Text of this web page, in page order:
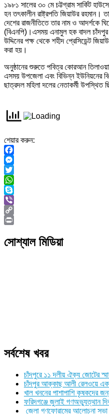
১৯৮১ সালের ৩০ মে চট্টগ্রাম সার্কিট
হন তৎকালীন রাষ্ট্রপতি জিয়াউর রহমান।
দেশের রাজনীতিতে তার নাম ও আদর্শকে
(বিএনপি)।এসময় এনামুল হক বাদল
উদ্দিনের পক্ষ থেকে শহীদ প্রেসিডেন্ট
করা হয়।
অনুষ্ঠানের শুরুতে পবিত্র কোরআন
এসময় উপজেলা এবং বিভিন্ন ইউনিয়নের
ছাত্রদল মহিলা দলের নেতাকর্মী উপস্থিত
শেয়ার করুন:
Facebook
Messenger
Twitter
WhatsApp
Skype
Viber
Copy
সোশ্যাল মিডিয়া
সর্বশেষ খবর
চাঁদপুরে ১১ দলীয় ঐক্য জোটের
চাঁদপুর আক্কাছ আলী রেলওয়ে
খাল খননের পাশাপাশি কৃষকদের
ফরিদগঞ্জে জুলাই গণঅভ্যুত্থান
জেলা গণফোরামের আলোচনা সভা